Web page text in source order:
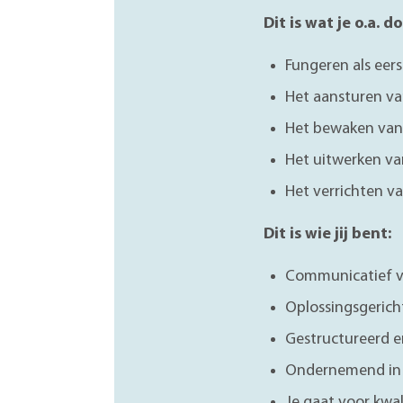
Dit is wat je o.a.
Fungeren als
Het aansturen
Het bewaken
Het uitwerken
Het verrichten
Dit is wie jij bent:
Communicatief
Gestructureerd
Ondernemend